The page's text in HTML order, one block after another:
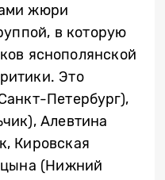
жюри
в которую
яснополянской
Это
Петербург),
Алевтина
Кировская
(Нижний